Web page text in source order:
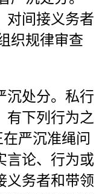
对间接义务者
织规律审查
处分。私行
有下列行为之
严沉准绳问
言论、行为或
义务者和带领